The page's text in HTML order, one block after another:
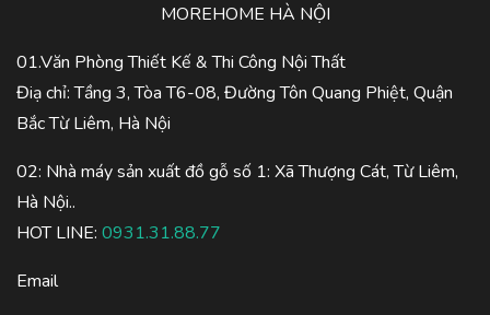
MOREHOME HÀ NỘI
01.Văn Phòng Thiết Kế & Thi Công Nội Thất
Điạ chỉ: Tầng 3, Tòa T6-08, Đường Tôn Quang Phiệt, Quận
Bắc Từ Liêm, Hà Nội
02: Nhà máy sản xuất đồ gỗ số 1: Xã Thượng Cát, Từ Liêm,
Hà Nội..
HOT LINE: 0931.31.88.77
Email